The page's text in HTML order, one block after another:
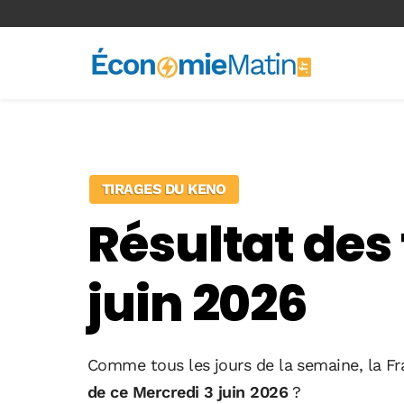
TIRAGES DU KENO
Résultat
juin 2026
Comme tous les jours de la semaine, la
de ce Mercredi 3 juin 2026?